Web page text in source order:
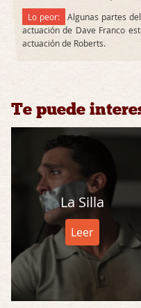
Lo peor:
Algunas partes
actuación de Dave Franco
actuación de Roberts.
Te puede
La Silla
Leer